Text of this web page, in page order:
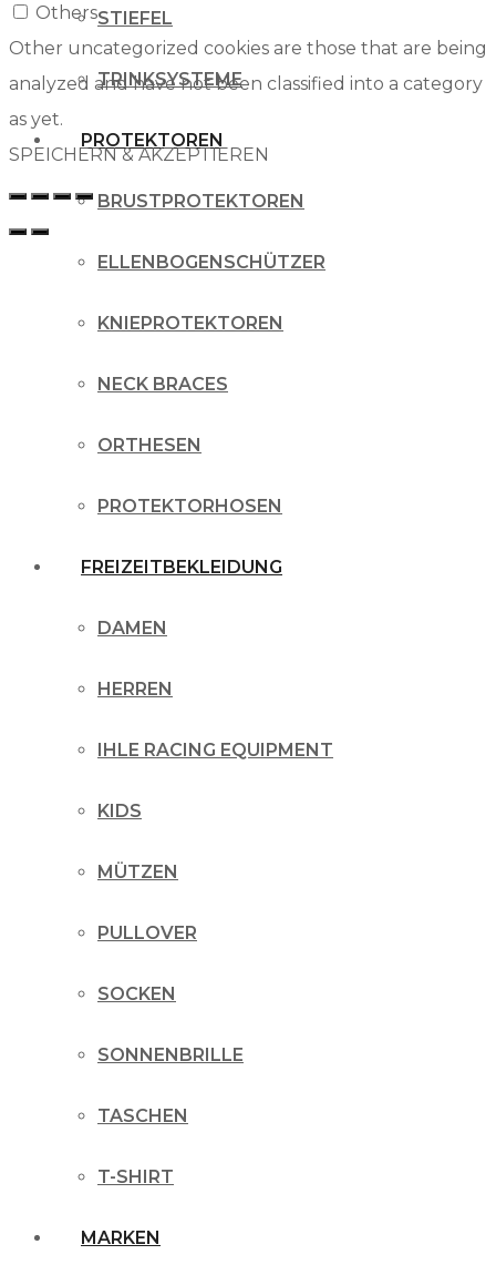
STIEFEL
TRINKSYSTEME
PROTEKTOREN
BRUSTPROTEKTOREN
ELLENBOGENSCHÜTZER
KNIEPROTEKTOREN
NECK BRACES
ORTHESEN
PROTEKTORHOSEN
FREIZEITBEKLEIDUNG
DAMEN
HERREN
IHLE RACING EQUIPMENT
KIDS
MÜTZEN
PULLOVER
SOCKEN
SONNENBRILLE
TASCHEN
T-SHIRT
MARKEN
Others
Other uncategorized cookies are those that are being
analyzed and have not been classified into a category
as yet.
SPEICHERN & AKZEPTIEREN